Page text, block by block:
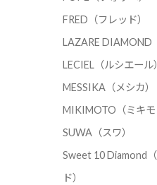
FRED（フレッド）
LAZARE DIAMOND
LECIEL（ルシエール）
MESSIKA（メシカ）
MIKIMOTO（ミキモ
SUWA（スワ）
Sweet 10 Diamond
ド）